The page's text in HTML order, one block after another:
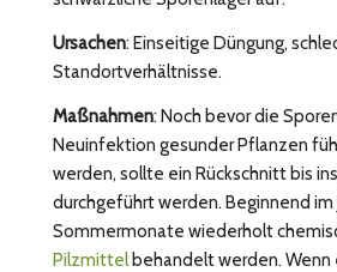
Ursachen: Einseitige Düngung,
Standortverhältnisse.
Maßnahmen: Noch bevor die
Neuinfektion gesunder Pflanzen
werden, sollte ein Rückschnitt bis
durchgeführt werden. Beginnend im
Sommermonate wiederholt
Pilzmittelbehandelt werden. Wenn